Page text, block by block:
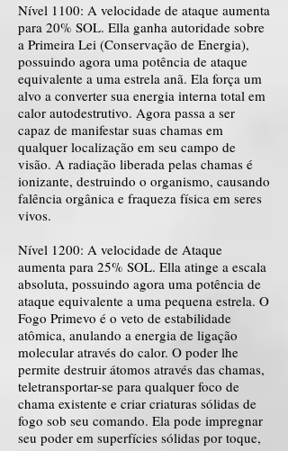
Nível 1100: A velocidade de ataque aumenta
para 20% SOL. Ella ganha autoridade sobre
a Primeira Lei (Conservação de Energia),
possuindo agora uma potência de ataque
equivalente a uma estrela anã. Ela força um
alvo a converter sua energia interna total em
calor autodestrutivo. Agora passa a ser
capaz de manifestar suas chamas em
qualquer localização em seu campo de
visão. A radiação liberada pelas chamas é
ionizante, destruindo o organismo, causando
falência orgânica e fraqueza física em seres
vivos.
Nível 1200: A velocidade de Ataque
aumenta para 25% SOL. Ella atinge a escala
absoluta, possuindo agora uma potência de
ataque equivalente a uma pequena estrela. O
Fogo Primevo é o veto de estabilidade
atômica, anulando a energia de ligação
molecular através do calor. O poder lhe
permite destruir átomos através das chamas,
teletransportar-se para qualquer foco de
chama existente e criar criaturas sólidas de
fogo sob seu comando. Ela pode impregnar
seu poder em superfícies sólidas por toque,